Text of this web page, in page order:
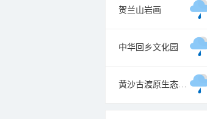
贺兰山岩画
中华回乡文化园
黄沙古渡原生态旅游区